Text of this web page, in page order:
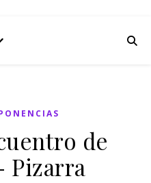
de
Pizarra